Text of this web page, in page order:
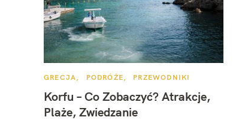
K
T
E
G
O
GRECJA PODRÓŻE PRZEWODNIKI
Korfu – Co Zobaczyć? Atrakcje,
Plaże, Zwiedzanie